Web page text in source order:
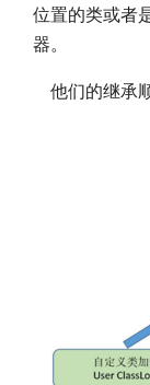
位置的类或者
器。
他们的继承